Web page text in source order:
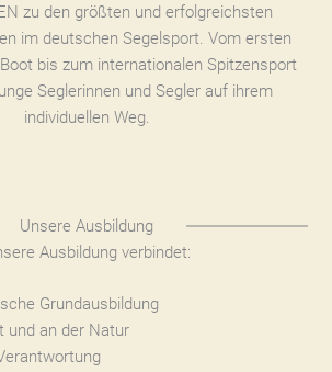
zu den größten und erfolgreichsten
im deutschen Segelsport. Vom ersten
bis zum internationalen Spitzensport
Seglerinnen und Segler auf ihrem
individuellen Weg.
Unsere Ausbildung
Ausbildung verbindet:
Grundausbildung
und an der Natur